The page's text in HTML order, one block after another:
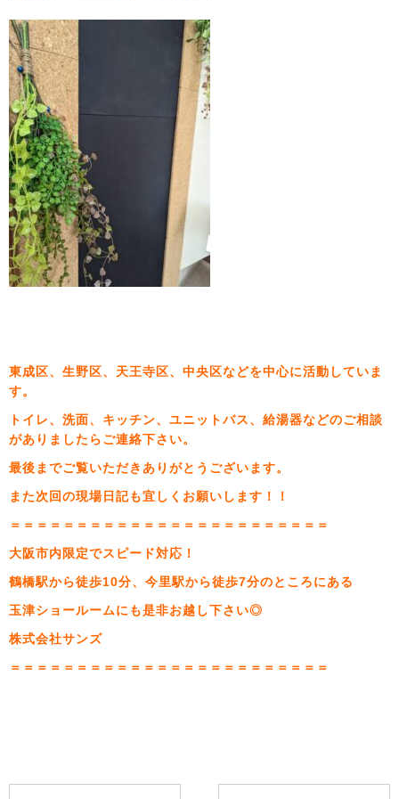
東成区、生野区、天王寺区、中央区などを中心に活動していま
す。
トイレ、洗面、キッチン、ユニットバス、給湯器などのご相談
がありましたらご連絡下さい。
最後までご覧いただきありがとうございます。
また次回の現場日記も宜しくお願いします！！
＝＝＝＝＝＝＝＝＝＝＝＝＝＝＝＝＝＝＝＝＝＝＝＝
大阪市内限定でスピード対応！
鶴橋駅から徒歩10分、今里駅から徒歩7分のところにある
玉津ショールームにも是非お越し下さい◎
株式会社サンズ
＝＝＝＝＝＝＝＝＝＝＝＝＝＝＝＝＝＝＝＝＝＝＝＝